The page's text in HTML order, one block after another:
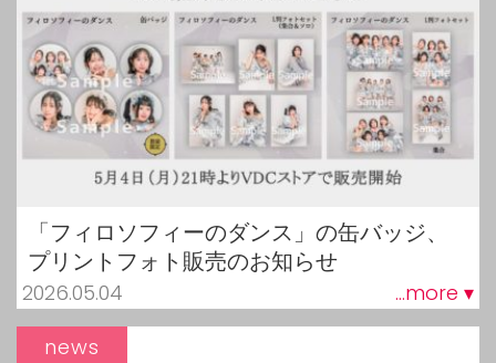
「フィロソフィーのダンス」の缶バッジ、
プリントフォト販売のお知らせ
2026.05.04 ...more ▾
news